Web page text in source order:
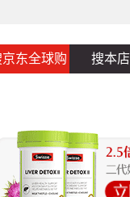
京东全球购 搜本店